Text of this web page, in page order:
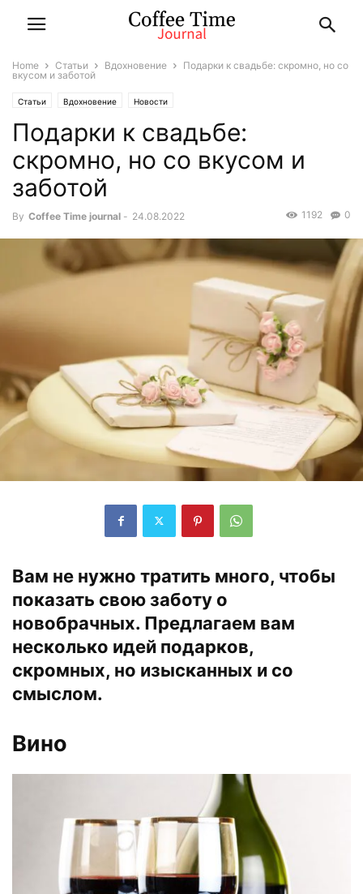
Home Статьи Вдохновение
Подарки к свадьбе: скромно, но со
вкусом и заботой
Статьи Вдохновение Новости
Подарки к свадьбе:
скромно, но со вкусом и
заботой
By Coffee Time journal - 24.08.2022 0
1192
Вам не нужно тратить много, чтобы
показать свою заботу о
новобрачных. Предлагаем вам
несколько идей подарков,
скромных, но изысканных и со
смыслом.
Вино